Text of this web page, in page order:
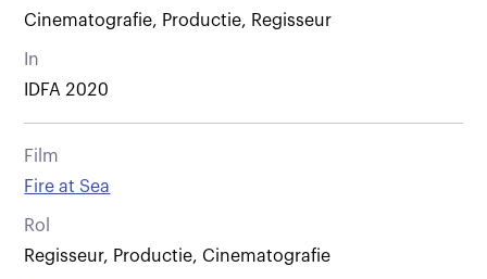
Cinematografie, Productie, Regisseur
In
IDFA 2020
Film
Fire at Sea
Rol
Regisseur, Productie, Cinematografie